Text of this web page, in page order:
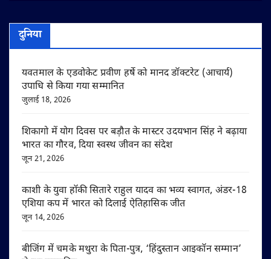
दुनिया
यवतमाल के एडवोकेट प्रवीण हर्षे को मानद डॉक्टरेट (आचार्य)
उपाधि से किया गया सम्मानित
जुलाई 18, 2026
शिकागो में योग दिवस पर बड़ौत के मास्टर उदयभान सिंह ने बढ़ाया
भारत का गौरव, दिया स्वस्थ जीवन का संदेश
जून 21, 2026
काशी के युवा हॉकी सितारे राहुल यादव का भव्य स्वागत, अंडर-18
एशिया कप में भारत को दिलाई ऐतिहासिक जीत
जून 14, 2026
बीजिंग में चमके मथुरा के पिता-पुत्र, ‘हिंदुस्तान आइकॉन सम्मान’